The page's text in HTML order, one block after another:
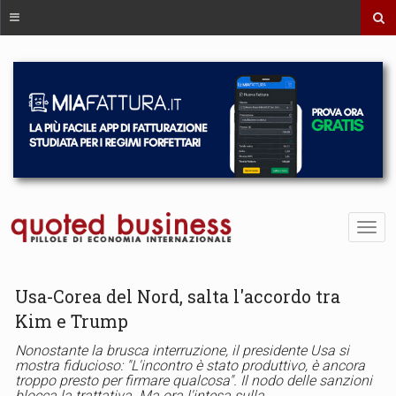
Usa-Corea del Nord, salta l'accordo tra
Kim e Trump
Nonostante la brusca interruzione, il presidente Usa si
mostra fiducioso: "L'incontro è stato produttivo, è ancora
troppo presto per firmare qualcosa". Il nodo delle sanzioni